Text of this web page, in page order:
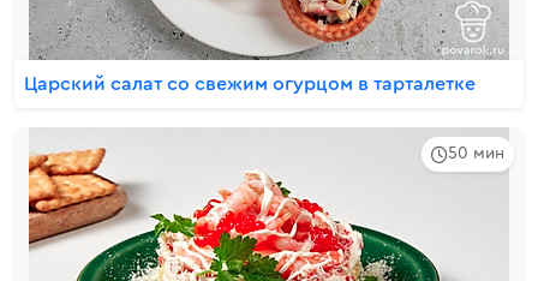
Царский салат со свежим огурцом в тарталетке
50 мин